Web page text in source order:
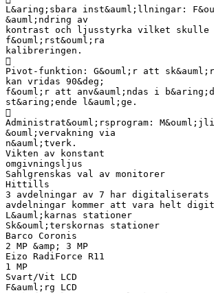
L&aring;sbara inst&auml;llningar:
&auml;ndring av
kontrast och ljusstyrka vilket skulle
f&ouml;rst&ouml;ra
kalibreringen.

Pivot-funktion: G&ouml;r att
kan vridas 90&deg;
f&ouml;r att anv&auml;ndas i
st&aring;ende l&auml;ge.

Administrat&ouml;rsprogram:
&ouml;vervakning via
n&auml;tverk.
Vikten av konstant
omgivningsljus
Sahlgrenskas val av monitorer
Hittills
3 avdelningar av 7 har digitaliserats
avdelningar kommer att vara helt
L&auml;karnas stationer
Sk&ouml;terskornas stationer
Barco Coronis
2 MP &amp; 3 MP
Eizo RadiForce R11
1 MP
Svart/Vit LCD
F&auml;rg LCD